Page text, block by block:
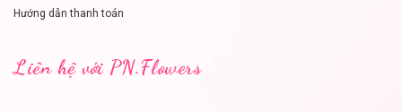
Hướng dẫn thanh toán
Liên hệ với PN.Flowers